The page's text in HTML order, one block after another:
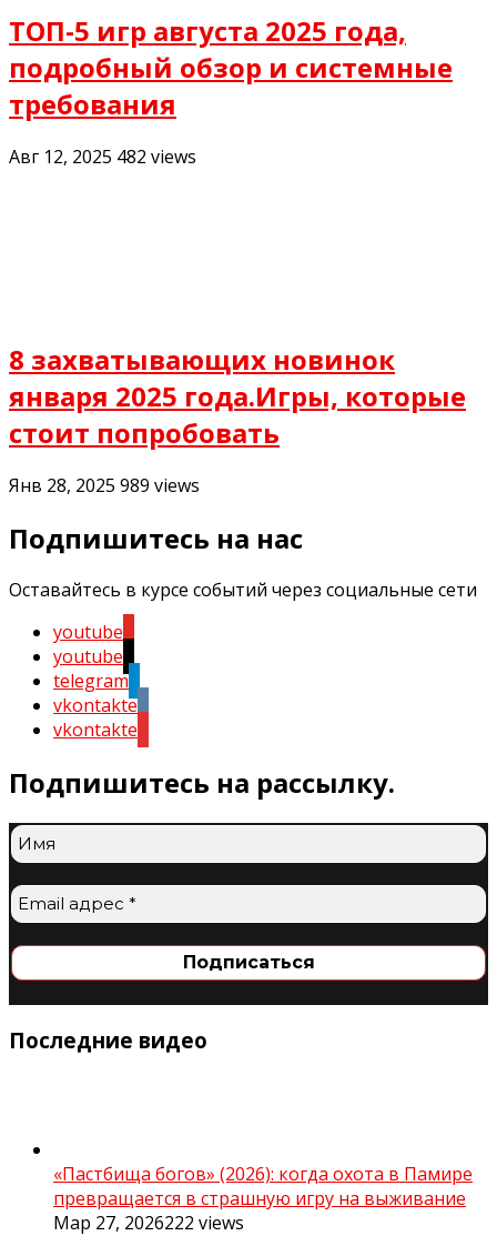
ТОП-5 игр августа 2025 года,
подробный обзор и системные
требования
Авг 12, 2025 482 views
8 захватывающих новинок
января 2025 года.Игры, которые
стоит попробовать
Янв 28, 2025 989 views
Подпишитесь на нас
Оставайтесь в курсе событий через социальные сети
youtube
youtube
telegram
vkontakte
vkontakte
Подпишитесь на рассылку.
Последние видео
«Пастбища богов» (2026): когда охота в Памире
превращается в страшную игру на выживание
Мар 27, 2026222 views